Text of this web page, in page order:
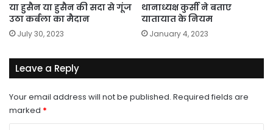
या हुसैन या हुसैन की सदा से गूंज
उठा कर्बला का मैदान
July 30, 2023
थानाध्यक्ष कुर्सी ने बताए
यातायात के नियम
January 4, 2023
Leave a Reply
Your email address will not be published. Required fields are
marked *